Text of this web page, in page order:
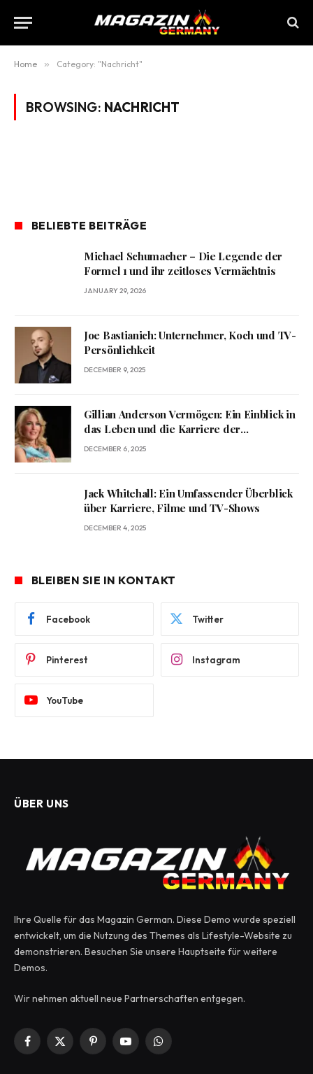
Home » Category: "Nachricht"
BROWSING: NACHRICHT
BELIEBTE BEITRÄGE
Michael Schumacher – Die Legende der
Formel 1 und ihr zeitloses Vermächtnis
JANUARY 29, 2026
Joe Bastianich: Unternehmer, Koch und TV-
Persönlichkeit
DECEMBER 9, 2025
Gillian Anderson Vermögen: Ein Einblick in
das Leben und die Karriere der
Schauspielerin
DECEMBER 6, 2025
Jack Whitehall: Ein Umfassender Überblick
über Karriere, Filme und TV-Shows
DECEMBER 4, 2025
BLEIBEN SIE IN KONTAKT
Facebook Twitter
Pinterest Instagram
YouTube
ÜBER UNS
Ihre Quelle für das Magazin German. Diese Demo wurde speziell
entwickelt, um die Nutzung des Themes als Lifestyle-Website zu
demonstrieren. Besuchen Sie unsere Hauptseite für weitere
Demos.
Wir nehmen aktuell neue Partnerschaften entgegen.
Facebook
X
PinterestYouTubeWhatsApp